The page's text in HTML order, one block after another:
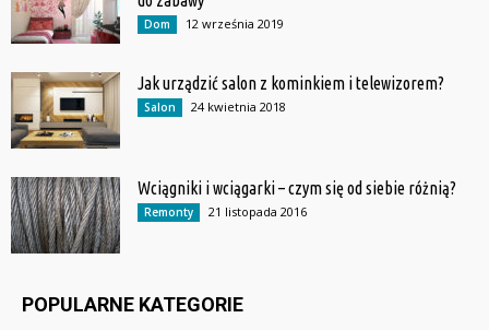
Dom 12 września 2019
Jak urządzić salon z kominkiem i telewizorem?
Salon 24 kwietnia 2018
Wciągniki i wciągarki – czym się od siebie różnią?
Remonty 21 listopada 2016
POPULARNE KATEGORIE